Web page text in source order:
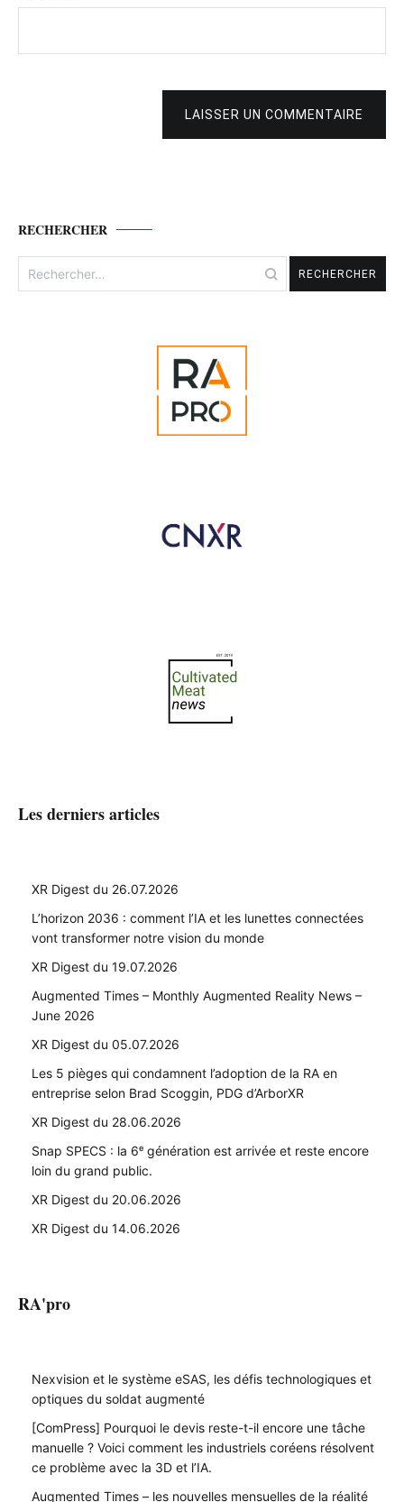
LAISSER UN COMMENTAIRE
RECHERCHER
Les derniers articles
XR Digest du 26.07.2026
L’horizon 2036 : comment l’IA et les lunettes connectées
vont transformer notre vision du monde
XR Digest du 19.07.2026
Augmented Times – Monthly Augmented Reality News –
June 2026
XR Digest du 05.07.2026
Les 5 pièges qui condamnent l’adoption de la RA en
entreprise selon Brad Scoggin, PDG d’ArborXR
XR Digest du 28.06.2026
Snap SPECS : la 6ᵉ génération est arrivée et reste encore
loin du grand public.
XR Digest du 20.06.2026
XR Digest du 14.06.2026
RA'pro
Nexvision et le système eSAS, les défis technologiques et
optiques du soldat augmenté
[ComPress] Pourquoi le devis reste-t-il encore une tâche
manuelle ? Voici comment les industriels coréens résolvent
ce problème avec la 3D et l’IA.
Augmented Times – les nouvelles mensuelles de la réalité